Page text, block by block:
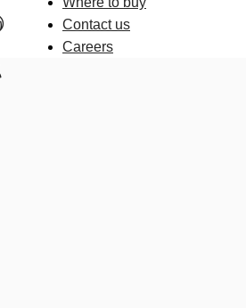
Contact us
Careers